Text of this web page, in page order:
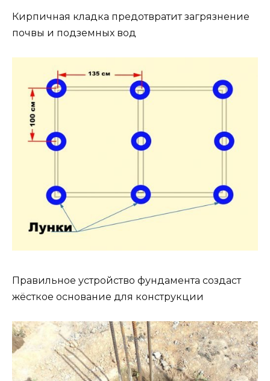
Кирпичная кладка предотвратит загрязнение
почвы и подземных вод
Правильное устройство фундамента создаст
жёсткое основание для конструкции